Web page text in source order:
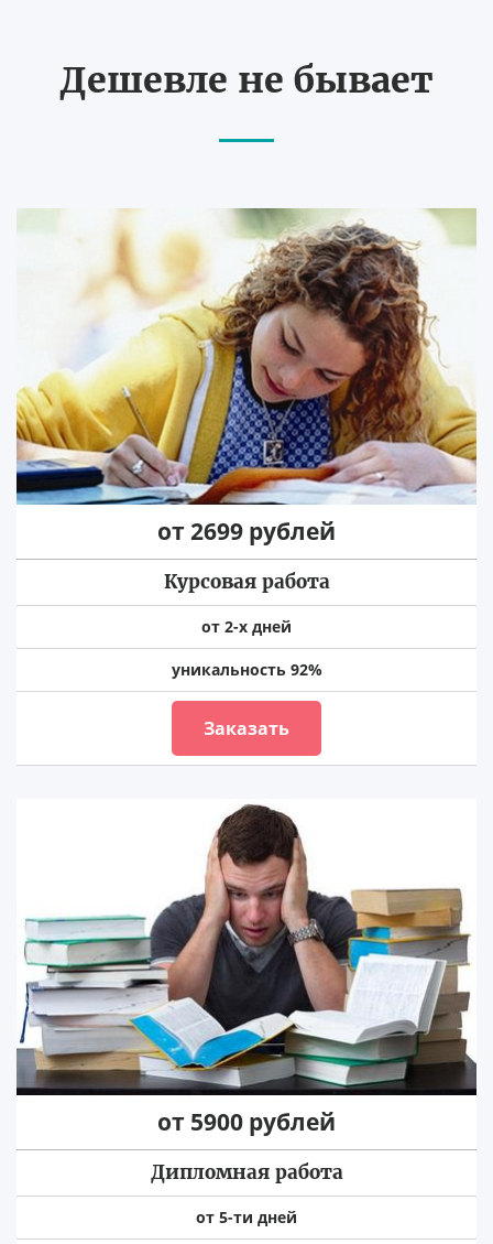
Дешевле не бывает
от 2699 рублей
Курсовая работа
от 2-х дней
уникальность 92%
Заказать
от 5900 рублей
Дипломная работа
от 5-ти дней